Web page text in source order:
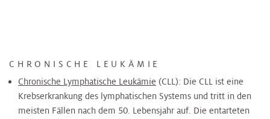
CHRONISCHE LEUKÄMIE
Chronische Lymphatische Leukämie (CLL): Die CLL ist eine
Krebserkrankung des lymphatischen Systems und tritt in den
meisten Fällen nach dem 50. Lebensjahr auf. Die entarteten